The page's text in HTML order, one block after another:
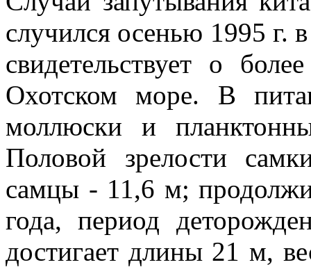
случился осенью 1995 г.
свидетельствует о
Охотском море. В
моллюски и
Половой зрелости
самцы - 11,6 м;
года, период
достигает длины 21 м,